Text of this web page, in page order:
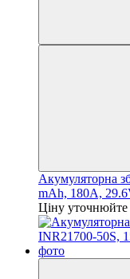
Акумуляторна
mAh, 180A,
Ціну уточнюйте